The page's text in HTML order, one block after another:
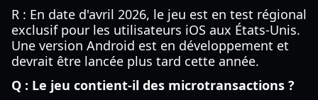
R : En date d'avril 2026, le jeu est en test régional
exclusif pour les utilisateurs iOS aux États-Unis.
Une version Android est en développement et
devrait être lancée plus tard cette année.
Q : Le jeu contient-il des microtransactions ?